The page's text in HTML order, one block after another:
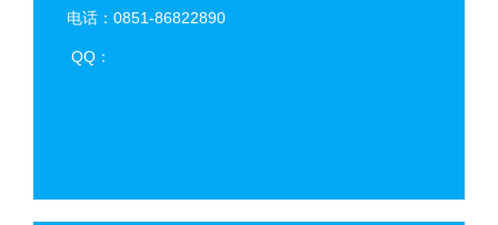
重置密码
电话：0851-86822890
QQ：